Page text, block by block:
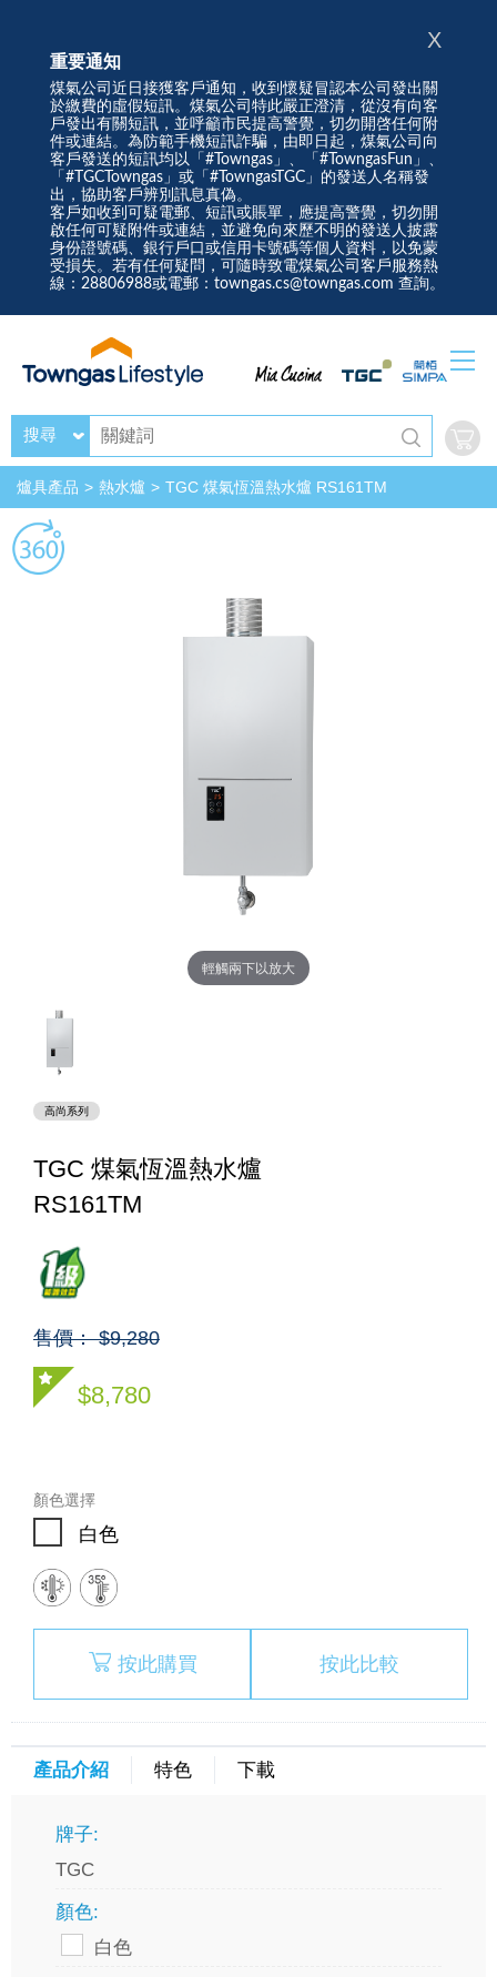
重要通知
煤氣公司近日接獲客戶通知，收到懷疑冒認本公司發出關
於繳費的虛假短訊。煤氣公司特此嚴正澄清，從沒有向客
戶發出有關短訊，並呼籲市民提高警覺，切勿開啓任何附
件或連結。為防範手機短訊詐騙，由即日起，煤氣公司向
客戶發送的短訊均以「#Towngas」、「#TowngasFun」、
「#TGCTowngas」或「#TowngasTGC」的發送人名稱發
出，協助客戶辨別訊息真偽。
客戶如收到可疑電郵、短訊或賬單，應提高警覺，切勿開
啟任何可疑附件或連結，並避免向來歷不明的發送人披露
身份證號碼、銀行戶口或信用卡號碼等個人資料，以免蒙
受損失。若有任何疑問，可隨時致電煤氣公司客戶服務熱
線：28806988或電郵：towngas.cs@towngas.com 查詢。
X
搜尋
爐具產品 熱水爐 TGC 煤氣恆溫熱水爐 RS161TM
輕觸兩下以放大
高尚系列
TGC 煤氣恆溫熱水爐
RS161TM
售價： $9,280
$8,780
顏色選擇
白色
按此購買 按此比較
產品介紹 特色 下載
牌子:
TGC
顏色:
白色